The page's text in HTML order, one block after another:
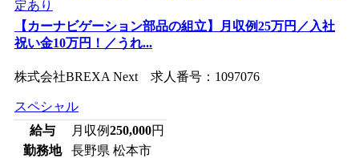
【カーナビゲーション部品の組立】月収例25万円／入社
祝い金10万円！／うれ...
株式会社BREXA Next 求人番号：1097076
スペシャル
給与
月収例250,000円
勤務地
長野県 松本市